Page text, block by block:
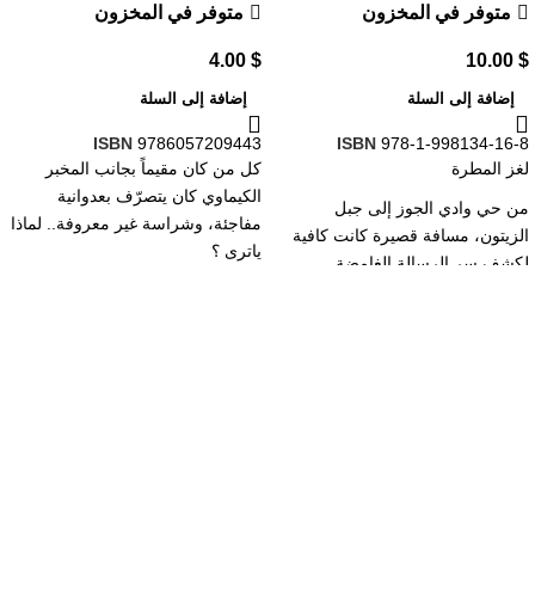
متوفر في المخزون
10.00 $
إضافة إلى السلة
ISBN 978-1-998134-16-8
لغز المطرة
من حي وادي الجوز إلى جبل
الزيتون، مسافة قصيرة كانت كافية
لكشف سر الرسالة الغامضة.
متوفر في المخزون
4.00 $
إضافة إلى السلة
ISBN 9786057209443
كل من كان مقيماً بجانب المخبر
الكيماوي كان يتصرّف بعدوانية
مفاجئة، وشراسة غير معروفة.. لماذا
ياترى ؟